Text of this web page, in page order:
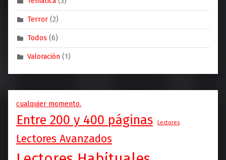
Terror (2)
Todos (6)
Valoración (1)
cualquier momento.
Entre 200 y 400 páginas Lectores
Lectores Avanzados